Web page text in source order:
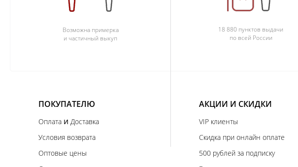
Возможна примерка
и частичный выкуп
18 880 пунктов выдачи
по всей России
ПОКУПАТЕЛЮ
Оплата и Доставка
Условия возврата
Оптовые цены
АКЦИИ И СКИДКИ
VIP клиенты
Скидка при онлайн оплате
500 рублей за подписку